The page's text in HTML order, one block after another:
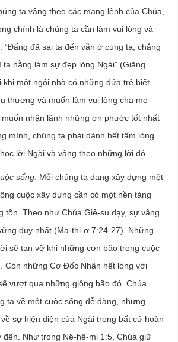
ta vâng theo các mạng lệnh của Chúa,
chính là chúng ta cần làm vui lòng và
“Đấng đã sai ta đến vẫn ở cùng ta, chẳng
hằng làm sự đẹp lòng Ngài” (Giăng
khi một ngôi nhà có những đứa trẻ biết
thương và muốn làm vui lòng cha mẹ
nhận lãnh những ơn phước tốt nhất
mình, chúng ta phải dành hết tấm lòng
lời Ngài và vâng theo những lời đó.
sống . Mỗi chúng ta đang xây dựng một
cuộc xây dựng cần có một nền tảng
tồn. Theo như Chúa Giê-su dạy, sự vâng
duy nhất (Ma-thi-ơ 7:24-27). Những
sẽ tan vỡ khi những cơn bão trong cuộc
Còn những Cơ Đốc Nhân hết lòng với
vượt qua những giông bão đó. Chúa
ta về một cuộc sống dễ dàng, nhưng
sự hiện diện của Ngài trong bất cứ hoàn
đến. Như trong Nê-hê-mi 1:5, Chúa giữ